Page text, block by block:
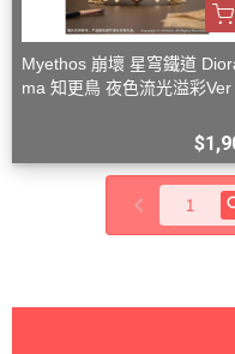
Myethos 崩壞 星穹鐵道
ma 知更鳥 夜色流光溢彩Ver